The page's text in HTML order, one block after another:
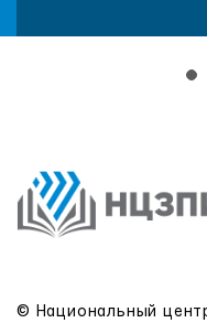
© Национальный